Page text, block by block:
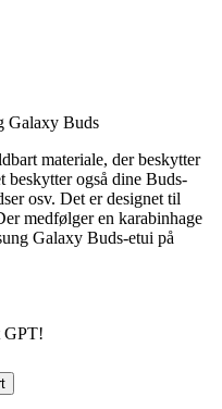
Galaxy Buds
materiale, der beskytter
beskytter også dine Buds-
osv. Det er designet til
medfølger en karabinhage
Galaxy Buds-etui på
GPT!